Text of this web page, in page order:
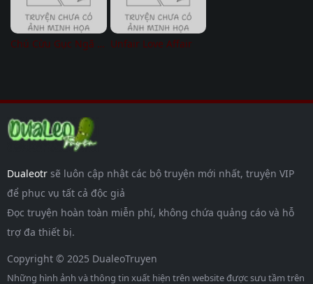
Chú Cừu Gục Ngã – The Fallen Lamb Unfair Love Affair
Dualeotr sẽ luôn cập nhật các bộ truyện mới nhất, truyện VIP
để phục vụ tất cả độc giả
Đọc truyện hoàn toàn miễn phí, không chứa quảng cáo và hỗ
trợ đa thiết bị.
Copyright © 2025 DualeoTruyen
Những hình ảnh và thông tin xuất hiện trên website được sưu tầm trên